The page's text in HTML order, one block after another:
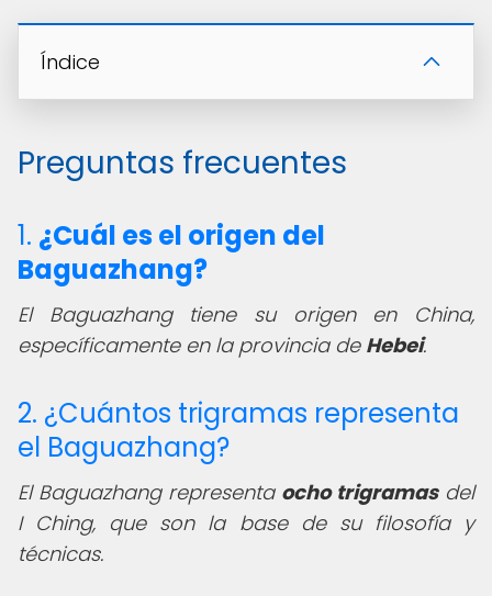
Índice
Preguntas frecuentes
1. ¿Cuál es el origen del
Baguazhang?
El Baguazhang tiene su origen en China,
específicamente en la provincia de Hebei.
2. ¿Cuántos trigramas representa
el Baguazhang?
El Baguazhang representa ocho trigramasdel
I Ching, que son la base de su filosofía y
técnicas.